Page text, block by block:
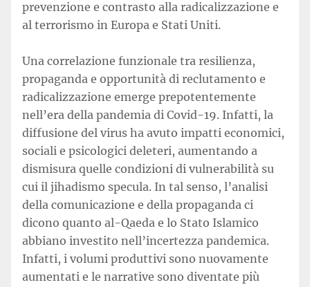
prevenzione e contrasto alla radicalizzazione e
al terrorismo in Europa e Stati Uniti.
Una correlazione funzionale tra resilienza,
propaganda e opportunità di reclutamento e
radicalizzazione emerge prepotentemente
nell’era della pandemia di Covid-19. Infatti, la
diffusione del virus ha avuto impatti economici,
sociali e psicologici deleteri, aumentando a
dismisura quelle condizioni di vulnerabilità su
cui il jihadismo specula. In tal senso, l’analisi
della comunicazione e della propaganda ci
dicono quanto al-Qaeda e lo Stato Islamico
abbiano investito nell’incertezza pandemica.
Infatti, i volumi produttivi sono nuovamente
aumentati e le narrative sono diventate più